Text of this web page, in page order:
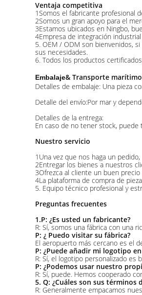
Ventaja competitiva
1Somos el fabricante profesional
2Somos un gran apoyo para el
3Estamos ubicados en Ningbo,
4Empresa de integración
5. OEM / ODM son bienvenidos,
sus necesidades.
6. Todos los productos
Embalaje& Transporte marítimo
Detalles de embalaje: Una pieza
Detalle del envío:Por mar y
Detalles de la entrega:
En caso de no tener stock, puede
Nuestro servicio
1Una vez que nos haga un
2Entregar los bienes a nuestros
3Ofrezca al cliente un buen
4La plataforma de compra de
5. Equipo técnico profesional y
Preguntas frecuentes
1.P: ¿Es usted un fabricante?
R: Sí, somos una fábrica con una
P: ¿ Puedo visitar su fábrica?
El aeropuerto más cercano es el
P: ¿Puede añadir mi logotipo
R: Sí, el logotipo personalizado es
P: ¿Podemos usar nuestro
R: Sí, puede. Hemos cooperado
5. Q: ¿Cuáles son sus términos
R: Generalmente empacamos